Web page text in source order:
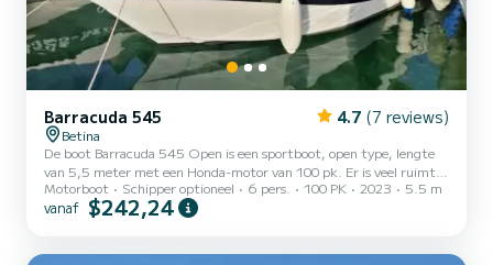
Barracuda 545 4.7 (7 reviews)
Betina
De boot Barracuda 545 Open is een sportboot, open type, lengte
van 5,5 meter met een Honda-motor van 100 pk. Er is veel ruimte,
maximaal 6 personen. De voorkant van de boot kan overdekt
worden, zodat deze verandert in een groot zonnedek. De boot
Motorboot Schipper optioneel 6 pers. 100 PK 2023 5.5 m
vanaf $242,24